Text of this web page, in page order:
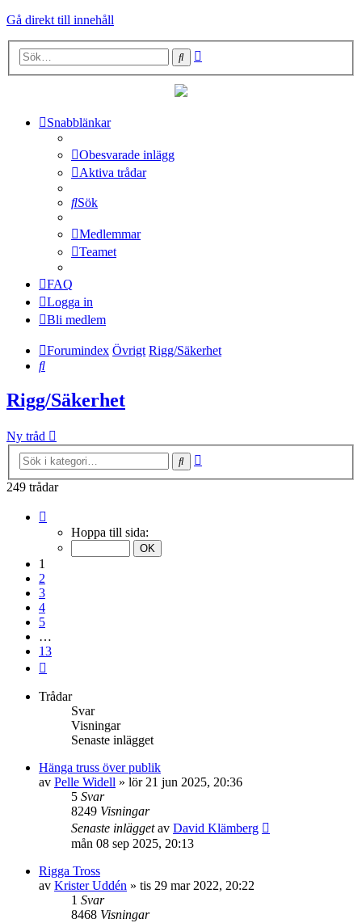
Gå direkt till innehåll
Sök
Snabblänkar
Obesvarade inlägg
Aktiva trådar
Sök
Medlemmar
Teamet
FAQ
Logga in
Bli medlem
Forumindex Övrigt Rigg/Säkerhet
Sök
Rigg/Säkerhet
Ny tråd
Sök
249 trådar
Hoppa till sida:
1
2
3
4
5
…
13
Trådar
Svar
Visningar
Senaste inlägget
Hänga truss över publik
av Pelle Widell » lör 21 jun 2025, 20:36
5 Svar
8249 Visningar
Senaste inläggetav David Klämberg
mån 08 sep 2025, 20:13
Rigga Tross
av Krister Uddén » tis 29 mar 2022, 20:22
1 Svar
8468 Visningar